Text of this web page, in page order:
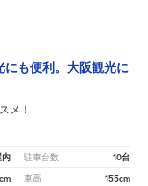
にも便利。大阪観光に
メ！
内 駐車台数 10台
車高 155cm